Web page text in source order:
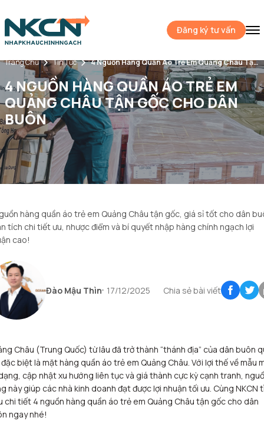
Đăng ký tư vấn
Trang Chủ Tin Tức 4 Nguồn Hàng Quần Áo Trẻ Em Quảng Châu Tận Gốc Cho Dân Buôn
4 NGUỒN HÀNG QUẦN ÁO TRẺ EM
QUẢNG CHÂU TẬN GỐC CHO DÂN
BUÔN
hàng quần áo trẻ em Quảng Châu tận gốc, giá sỉ tốt cho dân
tích chi tiết ưu, nhược điểm và bí quyết nhập hàng chính ngạch lợi
cao!
Đào Mậu Thìn 17/12/2025 Chia sẻ bài viết
Châu (Trung Quốc) từ lâu đã trở thành “thánh địa” của dân buôn
biệt là mặt hàng quần áo trẻ em Quảng Châu. Với lợi thế về mẫu
cập nhật xu hướng liên tục và giá thành cực kỳ cạnh tranh,
này giúp các nhà kinh doanh đạt được lợi nhuận tối ưu. Cùng NKCN
chi tiết 4 nguồn hàng quần áo trẻ em Quảng Châu tận gốc cho dân
ngay nhé!